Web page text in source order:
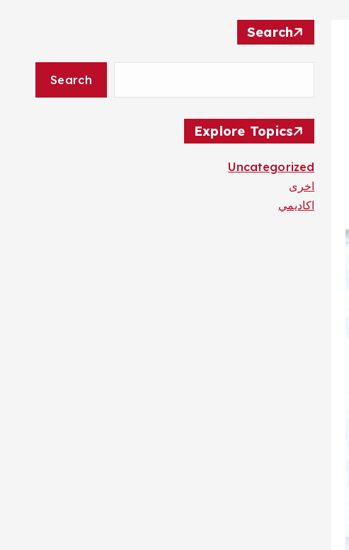
Search
Search
Explore Topics
Uncategorized
اخرى
اكاديمي